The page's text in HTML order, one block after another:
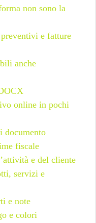
non sono la
e fatture
anche
online in pochi
documento
fiscale
e del cliente
servizi e
e note
e colori